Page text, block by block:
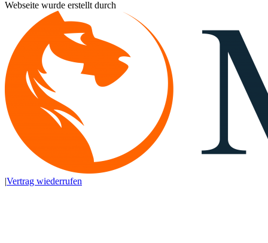
Webseite wurde erstellt durch
|Vertrag wiederrufen